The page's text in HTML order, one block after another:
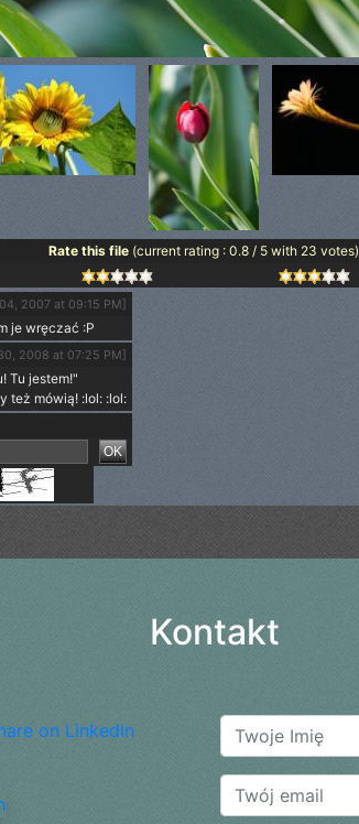
Rate this file (current rating : 0.8 / 5 with 23 votes)
2007 at 09:15 PM]
je wręczać :P
2008 at 07:25 PM]
Tu jestem!"
też mówią! :lol: :lol:
Kontakt